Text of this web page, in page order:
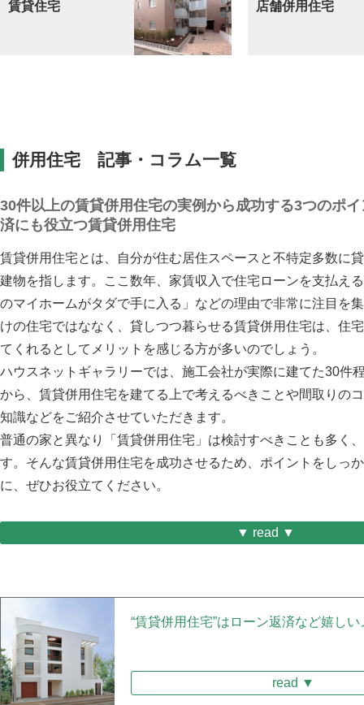
賃貸住宅 店舗併用住宅
併用住宅 記事・コラム一覧
30件以上の賃貸併用住宅の実例から成功する3つのポ
済にも役立つ賃貸併用住宅
賃貸併用住宅とは、自分が住む居住スペースと不特定多数に
建物を指します。ここ数年、家賃収入で住宅ローンを支払え
のマイホームがタダで手に入る」などの理由で非常に注目を
けの住宅ではななく、貸しつつ暮らせる賃貸併用住宅は、住
てくれるとしてメリットを感じる方が多いのでしょう。
ハウスネットギャラリーでは、施工会社が実際に建てた30件
から、賃貸併用住宅を建てる上で考えるべきことや間取りの
知識などをご紹介させていただきます。
普通の家と異なり「賃貸併用住宅」は検討すべきことも多く
す。そんな賃貸併用住宅を成功させるため、ポイントをしっ
に、ぜひお役立てください。
▼ read ▼
“賃貸併用住宅”はローン返済など嬉し
read ▼